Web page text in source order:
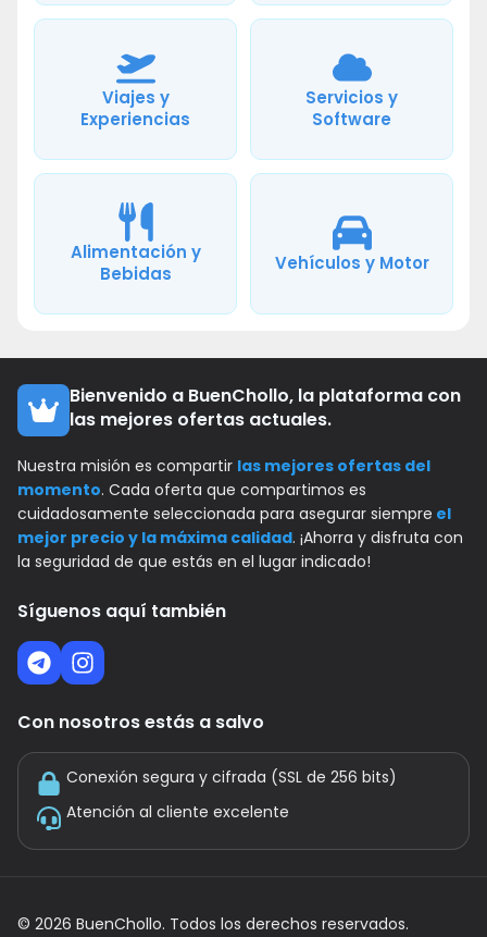
Viajes y
Experiencias
Servicios y
Software
Alimentación y
Bebidas
Vehículos y Motor
Bienvenido a BuenChollo, la plataforma con
las mejores ofertas actuales.
Nuestra misión es compartir las mejores ofertas del
momento. Cada oferta que compartimos es
cuidadosamente seleccionada para asegurar siempre el
mejor precio y la máxima calidad. ¡Ahorra y disfruta con
la seguridad de que estás en el lugar indicado!
Síguenos aquí también
Con nosotros estás a salvo
Conexión segura y cifrada (SSL de 256 bits)
Atención al cliente excelente
© 2026 BuenChollo. Todos los derechos reservados.